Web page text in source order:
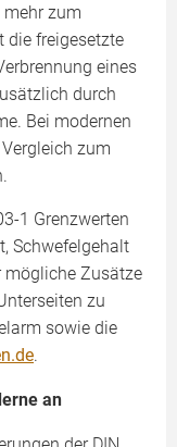
mehr zum
die freigesetzte
eines
durch
Bei modernen
zum
1 Grenzwerten
Schwefelgehalt
mögliche Zusätze
zu
sowie die
.
an